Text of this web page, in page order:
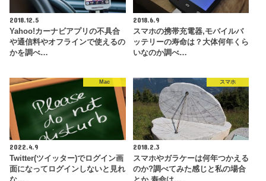
2018.12.5
Yahoo!カーナビアプリの不具合
や通信料やオフラインで使えるの
かを調べ…
2018.6.9
スマホの携帯充電器,モバイルバ
ッテリーの寿命は？大体何年くら
いなのか調べ…
Mac
2022.4.9
Twitter(ツイッター)でログイン画
面になってログインしないと見れ
スマホ
2018.2.3
スマホやガラケーは何年つかえる
のか?調べてみた感じと私の場合